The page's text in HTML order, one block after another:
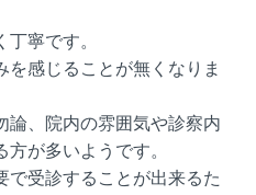
寧です。
感じることが無くなりま
論、院内の雰囲気や診察内
が多いようです。
で受診することが出来るた